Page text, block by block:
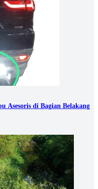
Asesoris di Bagian Belakang